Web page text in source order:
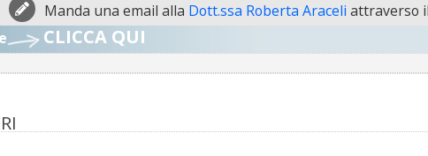
Manda una email alla Dott.ssa Roberta Araceli attraverso il
CLICCA QUI